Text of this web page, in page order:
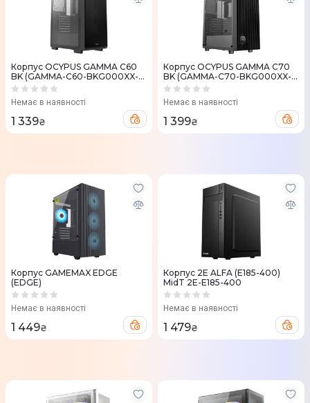
Корпус OCYPUS GAMMA C60
BK (GAMMA-C60-BKG000XX-
GL)
Немає в наявності
1 339₴
Корпус OCYPUS GAMMA C70
BK (GAMMA-C70-BKG000XX-
GL)
Немає в наявності
1 399₴
Корпус GAMEMAX EDGE
(EDGE)
Немає в наявності
1 449₴
Корпус 2E ALFA (E185-400)
MidT 2E-E185-400
Немає в наявності
1 479₴